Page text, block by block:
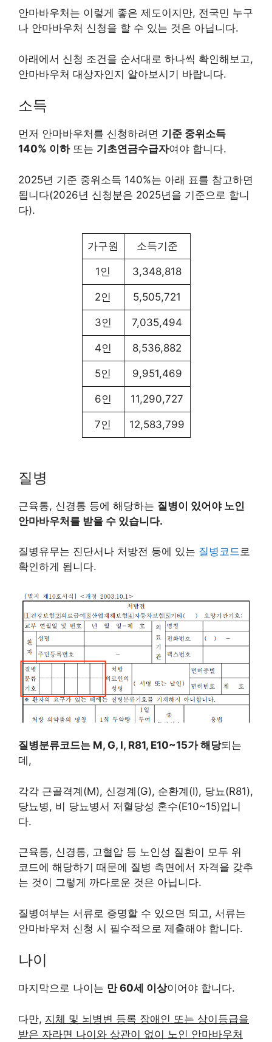
안마바우처는 이렇게 좋은 제도이지만, 전국민 누구
나 안마바우처 신청을 할 수 있는 것은 아닙니다.
아래에서 신청 조건을 순서대로 하나씩 확인해보고,
안마바우처 대상자인지 알아보시기 바랍니다.
소득
먼저 안마바우처를 신청하려면 기준 중위소득
140% 이하또는 기초연금수급자여야 합니다.
2025년 기준 중위소득 140%는 아래 표를 참고하면
됩니다(2026년 신청분은 2025년을 기준으로 합니
다).
가구원 소득기준
1인 3,348,818
2인 5,505,721
3인 7,035,494
4인 8,536,882
5인 9,951,469
6인 11,290,727
7인 12,583,799
질병
근육통, 신경통 등에 해당하는 질병이 있어야 노인
안마바우처를 받을 수 있습니다.
질병유무는 진단서나 처방전 등에 있는 질병코드로
확인하게 됩니다.
질병분류코드는 M, G, I, R81, E10~15가 해당되는
데,
각각 근골격계(M), 신경계(G), 순환계(I), 당뇨(R81),
당뇨병, 비 당뇨병서 저혈당성 혼수(E10~15)입니
다.
근육통, 신경통, 고혈압 등 노인성 질환이 모두 위
코드에 해당하기 때문에 질병 측면에서 자격을 갖추
는 것이 그렇게 까다로운 것은 아닙니다.
질병여부는 서류로 증명할 수 있으면 되고, 서류는
안마바우처 신청 시 필수적으로 제출해야 합니다.
나이
마지막으로 나이는 만 60세 이상이어야 합니다.
다만, 지체 및 뇌병변 등록 장애인 또는 상이등급을
받은 자라면 나이와 상관이 없이 노인 안마바우처